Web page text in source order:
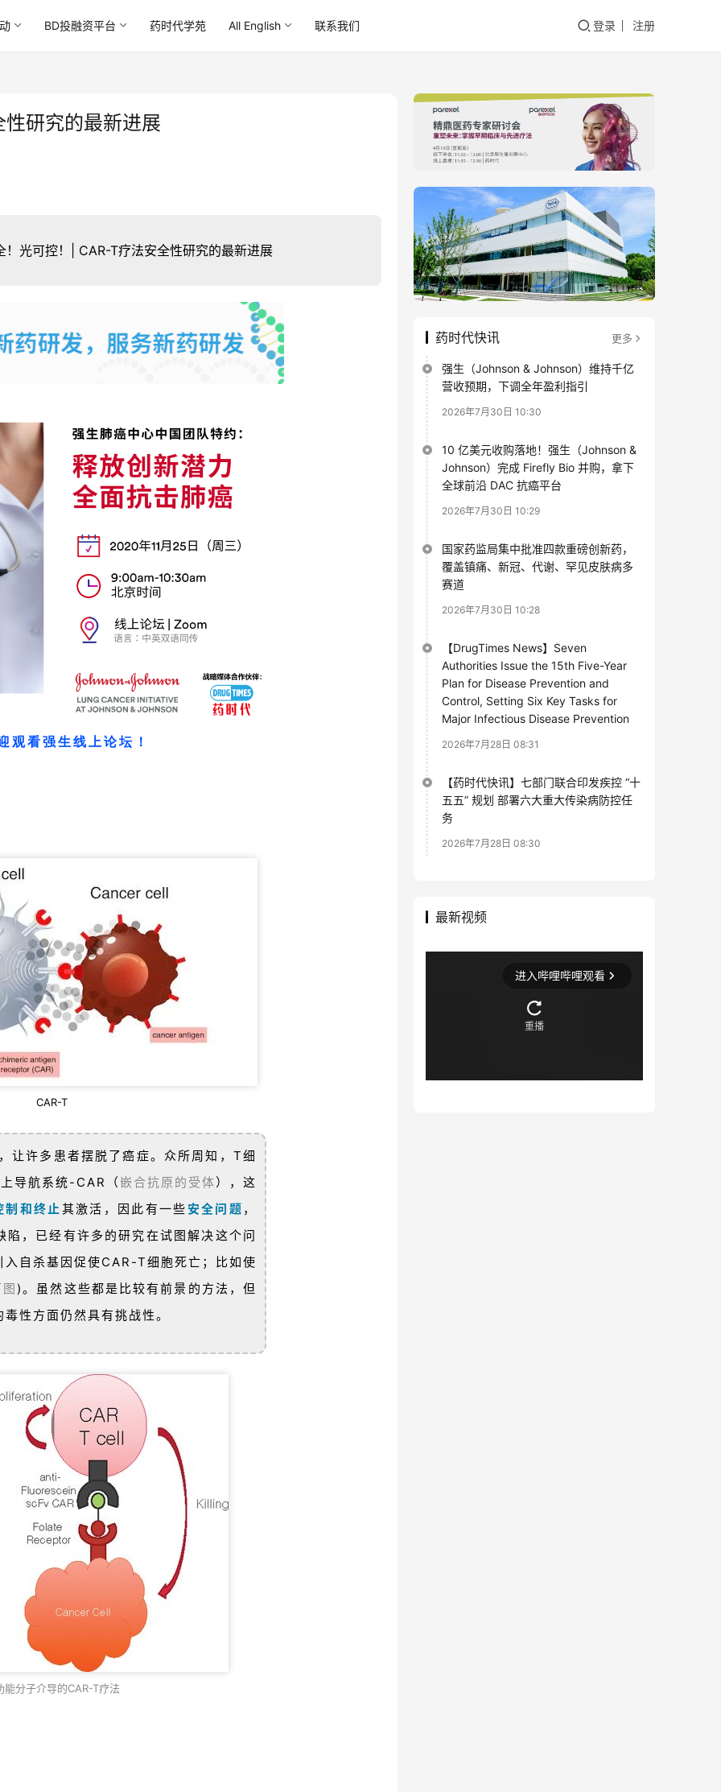
BD投融资平台 药时代学苑 All English 联系我们 登录 注册
研究的最新进展
！光可控！| CAR-T疗法安全性研究的最新进展
观看强生线上论坛！
CAR-T
让许多患者摆脱了癌症。众所周知，T细
导航系统-CAR（嵌合抗原的受体），这
制和终止其激活，因此有一些安全问题 ，
陷，已经有许多的研究在试图解决这个问
自杀基因促使CAR-T细胞死亡；比如使
)。虽然这些都是比较有前景的方法，但
性方面仍然具有挑战性。
能分子介导的CAR-T疗法
药时代快讯 更多
强生（Johnson & Johnson）维持千亿
营收预期，下调全年盈利指引
2026年7月30日 10:30
10 亿美元收购落地！强生（Johnson &
Johnson）完成 Firefly Bio 并购，拿下
全球前沿 DAC 抗癌平台
2026年7月30日 10:29
国家药监局集中批准四款重磅创新药，
覆盖镇痛、新冠、代谢、罕见皮肤病多
赛道
2026年7月30日 10:28
【DrugTimes News】Seven
Authorities Issue the 15th Five-Year
Plan for Disease Prevention and
Control, Setting Six Key Tasks for
Major Infectious Disease Prevention
2026年7月28日 08:31
【药时代快讯】七部门联合印发疾控 “十
五五” 规划 部署六大重大传染病防控任
务
2026年7月28日 08:30
最新视频